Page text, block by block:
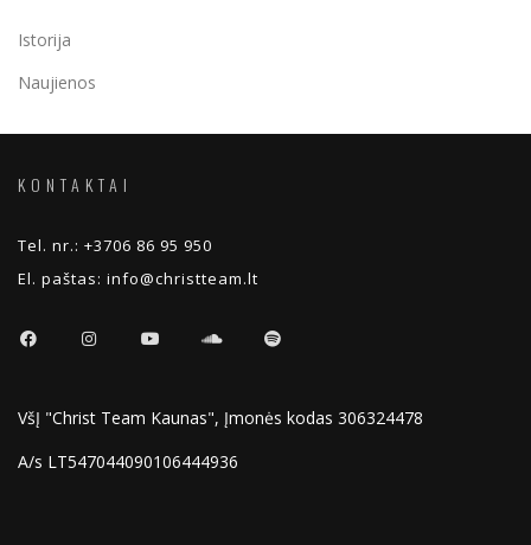
Istorija
Naujienos
KONTAKTAI
Tel. nr.: +3706 86 95 950
El. paštas: info@christteam.lt
VšĮ "Christ Team Kaunas", Įmonės kodas 306324478
A/s LT547044090106444936